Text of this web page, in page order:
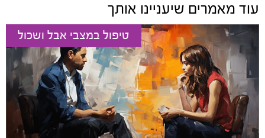
עוד מאמרים שיעניינו אותך
טיפול במצבי אבל ושכול